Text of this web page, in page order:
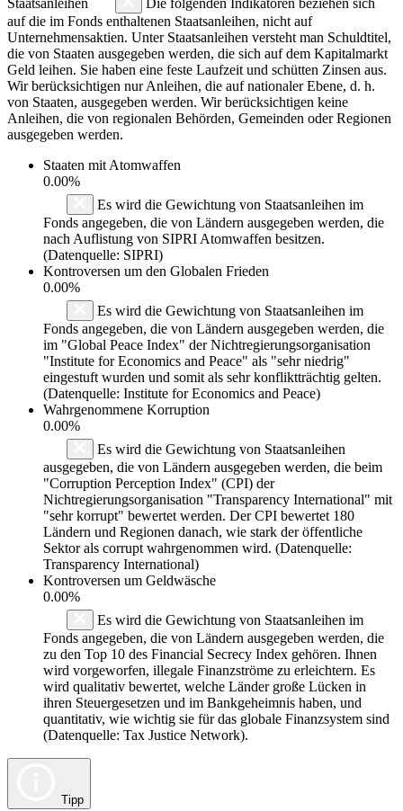
auf die im Fonds enthaltenen Staatsanleihen, nicht auf
Unternehmensaktien. Unter Staatsanleihen versteht man Schuldtitel,
die von Staaten ausgegeben werden, die sich auf dem Kapitalmarkt
Geld leihen. Sie haben eine feste Laufzeit und schütten Zinsen aus.
Wir berücksichtigen nur Anleihen, die auf nationaler Ebene, d. h.
von Staaten, ausgegeben werden. Wir berücksichtigen keine
Anleihen, die von regionalen Behörden, Gemeinden oder Regionen
ausgegeben werden.
Staaten mit Atomwaffen
0.00%
Es wird die Gewichtung von Staatsanleihen im
Fonds angegeben, die von Ländern ausgegeben werden, die
nach Auflistung von SIPRI Atomwaffen besitzen.
(Datenquelle: SIPRI)
Kontroversen um den Globalen Frieden
0.00%
Es wird die Gewichtung von Staatsanleihen im
Fonds angegeben, die von Ländern ausgegeben werden, die
im "Global Peace Index" der Nichtregierungsorganisation
"Institute for Economics and Peace" als "sehr niedrig"
eingestuft wurden und somit als sehr konfliktträchtig gelten.
(Datenquelle: Institute for Economics and Peace)
Wahrgenommene Korruption
0.00%
Es wird die Gewichtung von Staatsanleihen
ausgegeben, die von Ländern ausgegeben werden, die beim
"Corruption Perception Index" (CPI) der
Nichtregierungsorganisation "Transparency International" mit
"sehr korrupt" bewertet werden. Der CPI bewertet 180
Ländern und Regionen danach, wie stark der öffentliche
Sektor als corrupt wahrgenommen wird. (Datenquelle:
Transparency International)
Kontroversen um Geldwäsche
0.00%
Es wird die Gewichtung von Staatsanleihen im
Fonds angegeben, die von Ländern ausgegeben werden, die
zu den Top 10 des Financial Secrecy Index gehören. Ihnen
wird vorgeworfen, illegale Finanzströme zu erleichtern. Es
wird qualitativ bewertet, welche Länder große Lücken in
ihren Steuergesetzen und im Bankgeheimnis haben, und
quantitativ, wie wichtig sie für das globale Finanzsystem sind
(Datenquelle: Tax Justice Network).
Tipp